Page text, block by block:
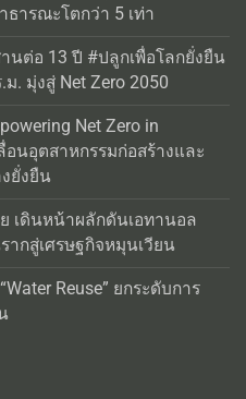
ารณะโตกว่า 5 เท่า
ต่อ 13 ปี #ปลูกเพื่อโลกยั่งยืน
. มุ่งสู่ Net Zero 2050
Net Zero in
อนอุตสาหกรรมก่อสร้างและ
ยั่งยืน
เดินหน้าผลักดันเอทานอล
ากสู่เศรษฐกิจหมุนเวียน
Reuse” ยกระดับการ